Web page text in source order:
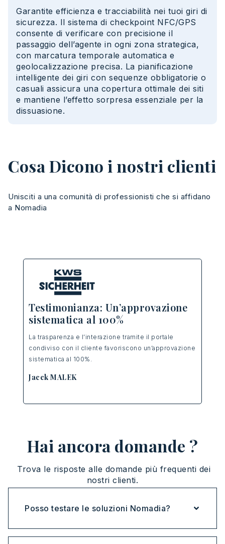
Garantite efficienza e tracciabilità nei tuoi giri di
sicurezza. Il sistema di checkpoint NFC/GPS
consente di verificare con precisione il
passaggio dell’agente in ogni zona strategica,
con marcatura temporale automatica e
geolocalizzazione precisa. La pianificazione
intelligente dei giri con sequenze obbligatorie o
casuali assicura una copertura ottimale dei siti
e mantiene l’effetto sorpresa essenziale per la
dissuasione.
Cosa Dicono i nostri clienti
Unisciti a una comunità di professionisti che si affidano
a Nomadia
Testimonianza: Un’approvazione
sistematica al 100%
La trasparenza e l’interazione tramite il portale
condiviso con il clientefavoriscono un’approvazione
sistematica al 100%.
Jacek MALEK
Hai ancora domande ?
Trova le risposte alle domande più frequenti dei
nostri clienti.
Posso testare le soluzioni Nomadia?